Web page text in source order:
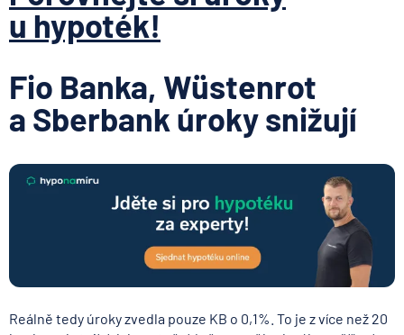
u hypoték!
Fio Banka, Wüstenrot
a Sberbank úroky snižují
Reálně tedy úroky zvedla pouze KB o 0,1%. To je z více než 20